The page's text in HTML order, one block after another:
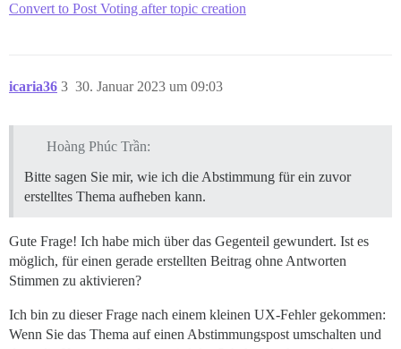
Convert to Post Voting after topic creation
icaria36 30. Januar 2023 um 09:03
3
Hoàng Phúc Trần:
Bitte sagen Sie mir, wie ich die Abstimmung für ein zuvor
erstelltes Thema aufheben kann.
Gute Frage! Ich habe mich über das Gegenteil gewundert. Ist es
möglich, für einen gerade erstellten Beitrag ohne Antworten
Stimmen zu aktivieren?
Ich bin zu dieser Frage nach einem kleinen UX-Fehler gekommen:
Wenn Sie das Thema auf einen Abstimmungspost umschalten und